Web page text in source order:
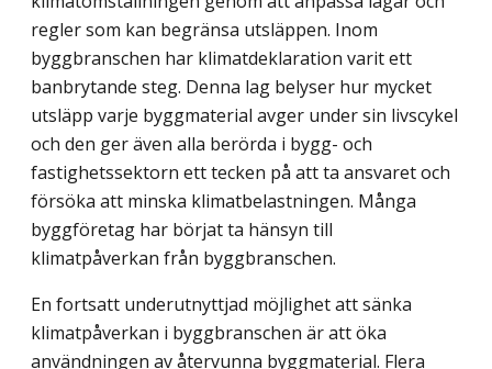
regler som kan begränsa utsläppen. Inom
byggbranschen har klimatdeklaration varit ett
banbrytande steg. Denna lag belyser hur mycket
utsläpp varje byggmaterial avger under sin livscykel
och den ger även alla berörda i bygg- och
fastighetssektorn ett tecken på att ta ansvaret och
försöka att minska klimatbelastningen. Många
byggföretag har börjat ta hänsyn till
klimatpåverkan från byggbranschen.
En fortsatt underutnyttjad möjlighet att sänka
klimatpåverkan i byggbranschen är att öka
användningen av återvunna byggmaterial. Flera